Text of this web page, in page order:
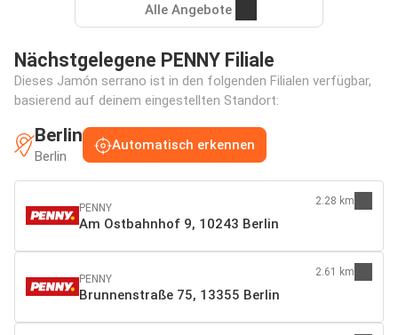
Alle Angebote
Nächstgelegene PENNY Filiale
Dieses Jamón serrano ist in den folgenden Filialen verfügbar,
basierend auf deinem eingestellten Standort:
Berlin
Berlin
Automatisch erkennen
PENNY
Am Ostbahnhof 9, 10243 Berlin
2.28 km
PENNY
Brunnenstraße 75, 13355 Berlin
2.61 km